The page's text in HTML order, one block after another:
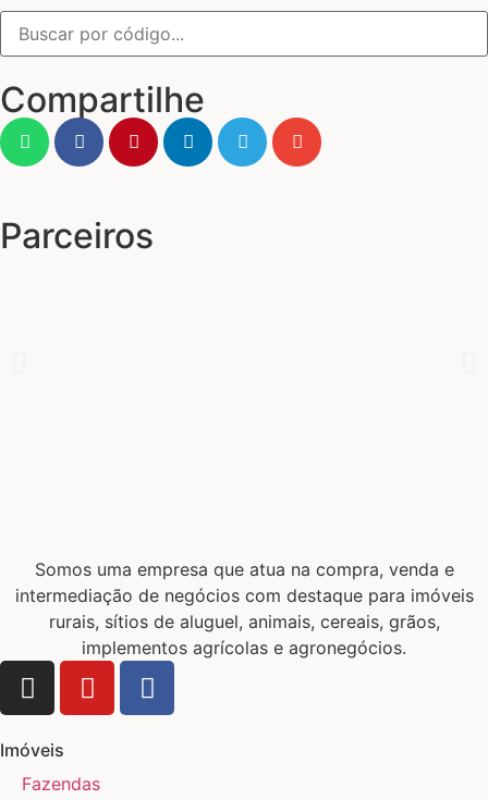
Compartilhe
Parceiros
Somos uma empresa que atua na compra, venda e
intermediação de negócios com destaque para imóveis
rurais, sítios de aluguel, animais, cereais, grãos,
implementos agrícolas e agronegócios.
Imóveis
Fazendas